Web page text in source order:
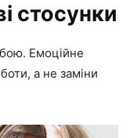
стосунки
Емоційне
а не заміни